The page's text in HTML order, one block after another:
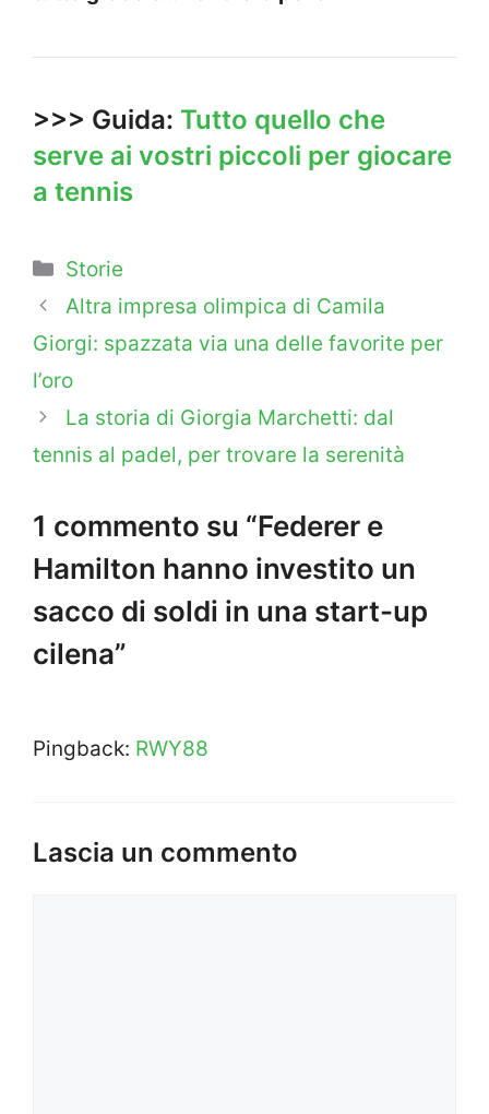
>>> Guida: Tutto quello che
serve ai vostri piccoli per giocare
a tennis
Categorie
Storie
Altra impresa olimpica di Camila
Giorgi: spazzata via una delle favorite per
l’oro
La storia di Giorgia Marchetti: dal
tennis al padel, per trovare la serenità
1 commento su “Federer e
Hamilton hanno investito un
sacco di soldi in una start-up
cilena”
Pingback: RWY88
Lascia un commento